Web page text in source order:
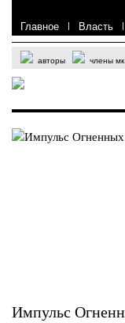
Главное | Власть |
авторы члены мк
Импульс